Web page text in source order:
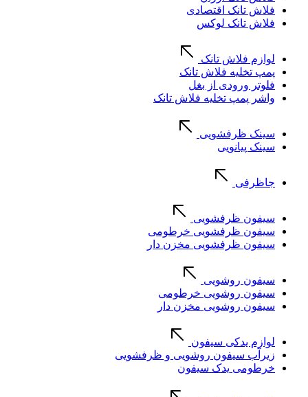
فلاش تانک اقتصادی
فلاش تانک لوکس
لوازم فلاش تانک
پمپ تخلیه فلاش تانک
فلوتر ورودی از بغل
واشر پمپ تخلیه فلاش تانک
سینک ظرفشویی
سینک پیانویی
جاظرفی
سیفون ظرفشویی
سیفون ظرفشویی خرطومی
سیفون ظرفشویی مخزن دار
سیفون روشویی
سیفون روشویی خرطومی
سیفون روشویی مخزن دار
لوازم یدکی سیفون
زیرآب سیفون روشویی و ظرفشویی
خرطومی یدک سیفون